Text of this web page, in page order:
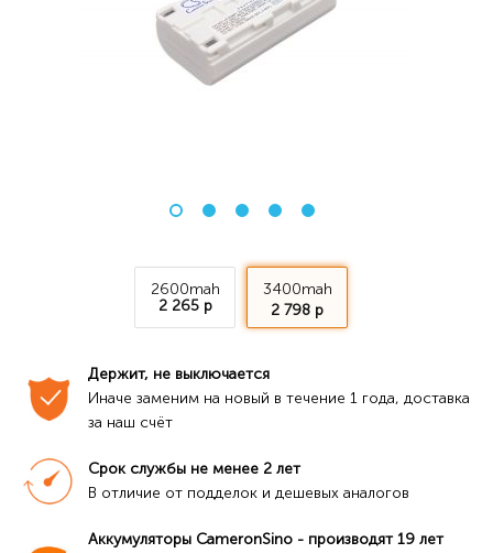
2600mah
2 265 р
3400mah
2 798 р
Держит, не выключается
Иначе заменим на новый в течение 1 года, доставка
за наш счёт
Срок службы не менее 2 лет
В отличие от подделок и дешевых аналогов
Аккумуляторы CameronSino - производят 19 лет